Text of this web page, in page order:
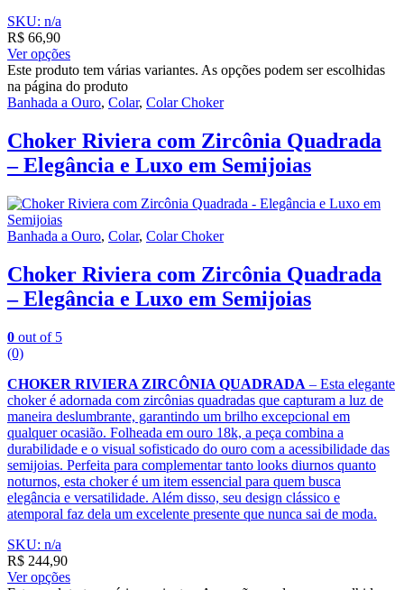
SKU: n/a
R$ 66,90
Ver opções
Este produto tem várias variantes. As opções podem ser escolhidas
na página do produto
Banhada a Ouro, Colar, Colar Choker
Choker Riviera com Zircônia Quadrada
– Elegância e Luxo em Semijoias
Banhada a Ouro, Colar, Colar Choker
Choker Riviera com Zircônia Quadrada
– Elegância e Luxo em Semijoias
0 out of 5
(0)
CHOKER RIVIERA ZIRCÔNIA QUADRADA – Esta elegante
choker é adornada com zircônias quadradas que capturam a luz de
maneira deslumbrante, garantindo um brilho excepcional em
qualquer ocasião. Folheada em ouro 18k, a peça combina a
durabilidade e o visual sofisticado do ouro com a acessibilidade das
semijoias. Perfeita para complementar tanto looks diurnos quanto
noturnos, esta choker é um item essencial para quem busca
elegância e versatilidade. Além disso, seu design clássico e
atemporal faz dela um excelente presente que nunca sai de moda.
SKU: n/a
R$ 244,90
Ver opções